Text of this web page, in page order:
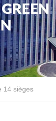
14 sièges